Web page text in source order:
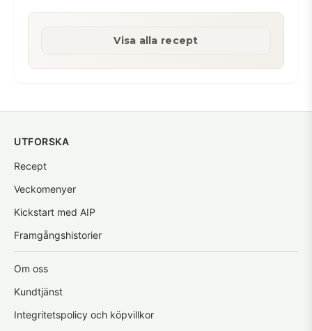
Visa alla recept
UTFORSKA
Recept
Veckomenyer
Kickstart med AIP
Framgångshistorier
Om oss
Kundtjänst
Integritetspolicy och köpvillkor